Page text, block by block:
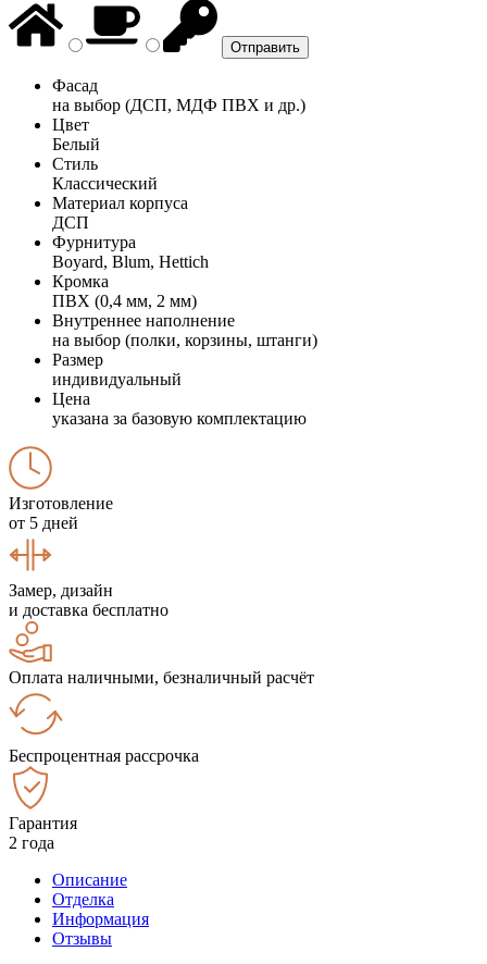
Фасад
на выбор (ДСП, МДФ ПВХ и др.)
Цвет
Белый
Стиль
Классический
Материал корпуса
ДСП
Фурнитура
Boyard, Blum, Hettich
Кромка
ПВХ (0,4 мм, 2 мм)
Внутреннее наполнение
на выбор (полки, корзины, штанги)
Размер
индивидуальный
Цена
указана за базовую комплектацию
Изготовление
от 5 дней
Замер, дизайн
и доставка бесплатно
Оплата наличными, безналичный расчёт
Беспроцентная рассрочка
Гарантия
2 года
Описание
Отделка
Информация
Отзывы